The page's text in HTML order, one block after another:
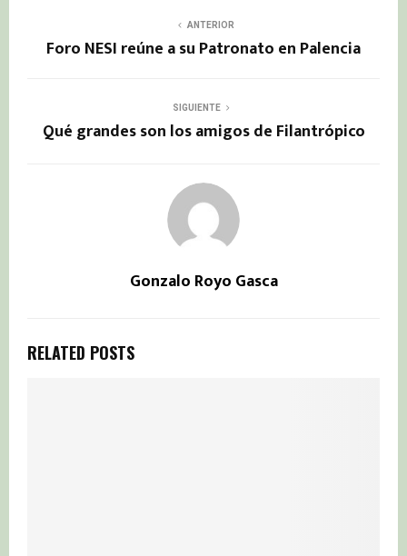
ANTERIOR
Foro NESI reúne a su Patronato en Palencia
SIGUIENTE
Qué grandes son los amigos de Filantrópico
Gonzalo Royo Gasca
RELATED POSTS